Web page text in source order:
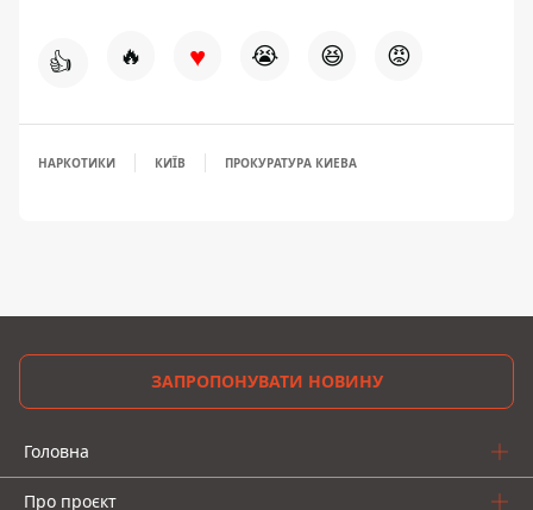
👍 🔥 ♥ 😭 😆 😡
НАРКОТИКИ КИЇВ ПРОКУРАТУРА КИЕВА
ЗАПРОПОНУВАТИ НОВИНУ
Головна
Про проєкт